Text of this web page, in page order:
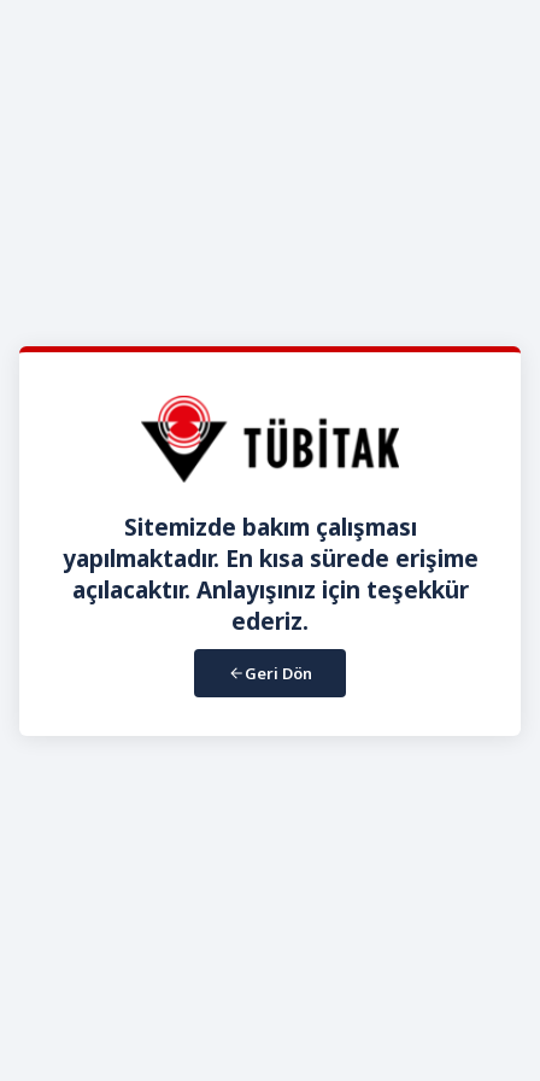
Sitemizde bakım çalışması
yapılmaktadır. En kısa sürede erişime
açılacaktır. Anlayışınız için teşekkür
ederiz.
Geri Dön